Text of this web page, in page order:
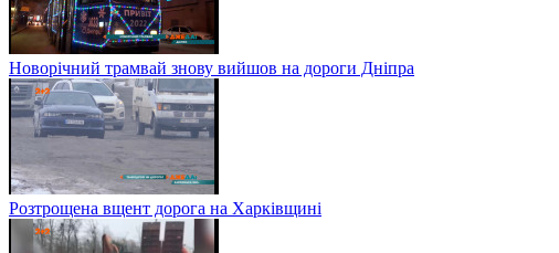
Новорічний трамвай знову вийшов на дороги Дніпра
Розтрощена вщент дорога на Харківщині